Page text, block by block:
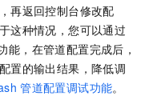
再返回控制台修改配
这种情况，您可以通过
能，在管道配置完成后，
置的输出结果，降低调
管道配置调试功能。